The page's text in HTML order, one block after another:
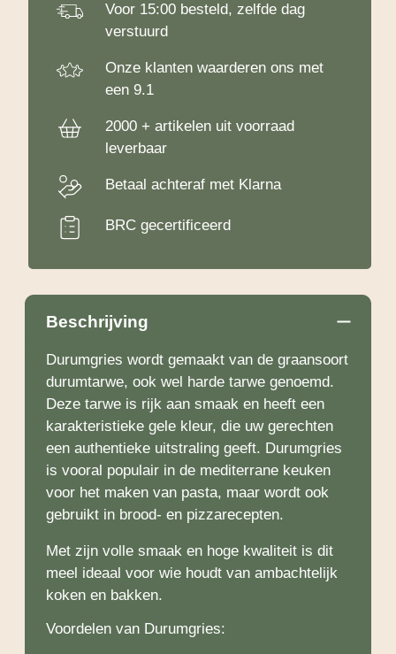
Voor 15:00 besteld, zelfde dag
verstuurd
Onze klanten waarderen ons met
een 9.1
2000 + artikelen uit voorraad
leverbaar
Betaal achteraf met Klarna
BRC gecertificeerd
Beschrijving
Durumgries wordt gemaakt van de graansoort
durumtarwe, ook wel harde tarwe genoemd.
Deze tarwe is rijk aan smaak en heeft een
karakteristieke gele kleur, die uw gerechten
een authentieke uitstraling geeft. Durumgries
is vooral populair in de mediterrane keuken
voor het maken van pasta, maar wordt ook
gebruikt in brood- en pizzarecepten.
Met zijn volle smaak en hoge kwaliteit is dit
meel ideaal voor wie houdt van ambachtelijk
koken en bakken.
Voordelen van Durumgries: